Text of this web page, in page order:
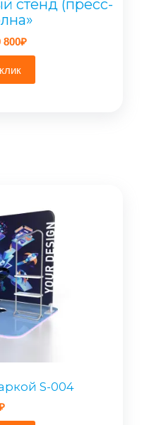
стенд (пресс-
800₽Диапазон
цен:
000₽
S-004